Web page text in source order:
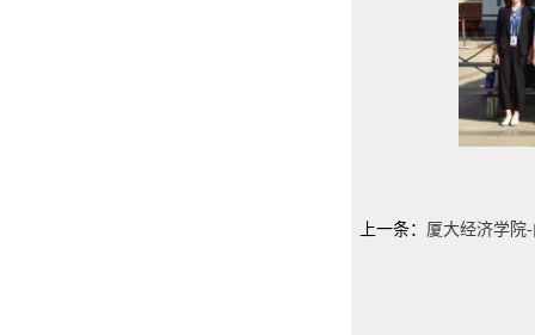
上一条： 厦大经济学院